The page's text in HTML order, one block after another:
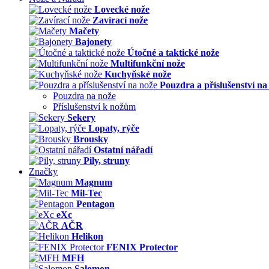
Lovecké nože
Zavírací nože
Mačety
Bajonety
Útočné a taktické nože
Multifunkční nože
Kuchyňské nože
Pouzdra a příslušenství na
Pouzdra na nože
Příslušenství k nožům
Sekery
Lopaty, rýče
Brousky
Ostatní nářadí
Pily, struny
Značky
Magnum
Mil-Tec
Pentagon
eXc
AČR
Helikon
FENIX Protector
MFH